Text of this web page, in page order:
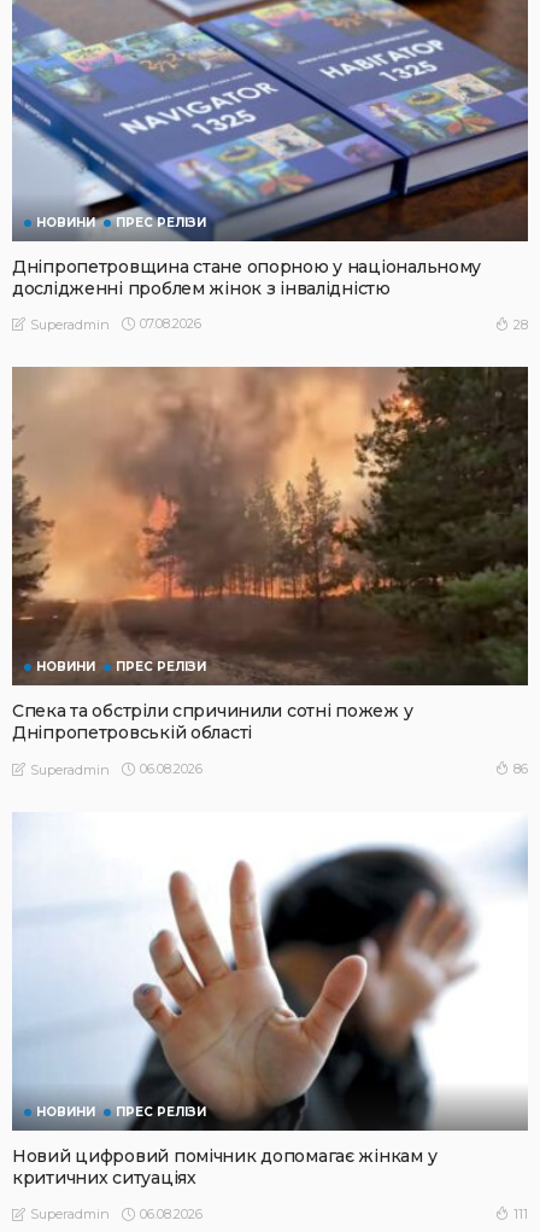
НОВИНИ ПРЕС РЕЛІЗИ
Дніпропетровщина стане опорною у національному
дослідженні проблем жінок з інвалідністю
Superadmin 07.08.2026 28
НОВИНИ ПРЕС РЕЛІЗИ
Спека та обстріли спричинили сотні пожеж у
Дніпропетровській області
Superadmin 06.08.2026 86
НОВИНИ ПРЕС РЕЛІЗИ
Новий цифровий помічник допомагає жінкам у
критичних ситуаціях
Superadmin 06.08.2026 111